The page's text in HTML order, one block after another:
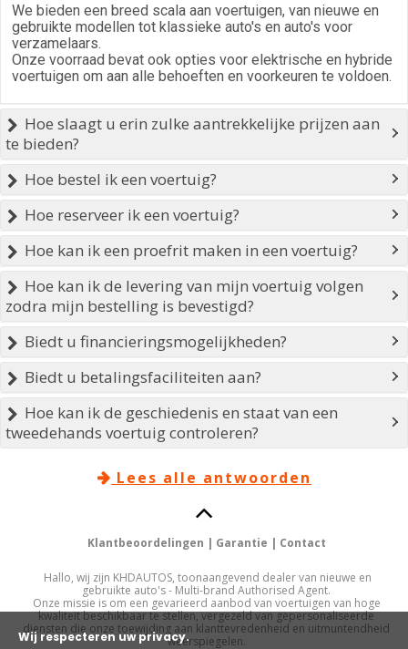
We bieden een breed scala aan voertuigen, van nieuwe en
gebruikte modellen tot klassieke auto's en auto's voor
verzamelaars.
Onze voorraad bevat ook opties voor elektrische en hybride
voertuigen om aan alle behoeften en voorkeuren te voldoen.
 Hoe slaagt u erin zulke aantrekkelijke prijzen aan
te bieden?
 Hoe bestel ik een voertuig?
 Hoe reserveer ik een voertuig?
 Hoe kan ik een proefrit maken in een voertuig?
 Hoe kan ik de levering van mijn voertuig volgen
zodra mijn bestelling is bevestigd?
 Biedt u financieringsmogelijkheden?
 Biedt u betalingsfaciliteiten aan?
 Hoe kan ik de geschiedenis en staat van een
tweedehands voertuig controleren?
 Lees alle antwoorden

Klantbeoordelingen | Garantie | Contact
Hallo, wij zijn KHDAUTOS, toonaangevend dealer van nieuwe en
gebruikte auto's - Multi-brand Authorised Agent.
Onze missie is om een gevarieerd aanbod van voertuigen van hoge
kwaliteit beschikbaar te stellen, vergezeld van gepersonaliseerde
diensten die onze toewijding aan klanttevredenheid en uitmuntendheid
weerspiegelen.
Wij respecteren uw privacy.